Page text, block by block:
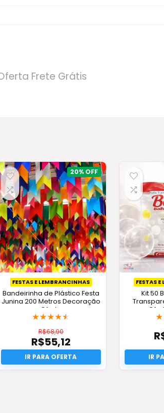
Frete Grátis
20%
FESTAS E LEMBRANCINHAS
Bandeirinha de Plástico Festa
Junina 200 Metros Decoração
Oferta
★★★★★
R$68,90
O
preço
original
era:
R$55,12
O
preço
atual
FESTAS
Kit 50
★